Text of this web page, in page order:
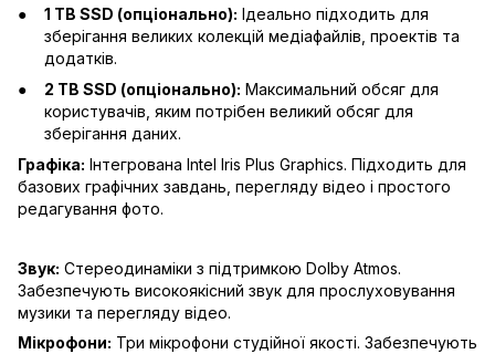
1 TB SSD (опціонально): Ідеально підходить для
зберігання великих колекцій медіафайлів, проектів та
додатків.
2 TB SSD (опціонально): Максимальний обсяг для
користувачів, яким потрібен великий обсяг для
зберігання даних.
Графіка: Інтегрована Intel Iris Plus Graphics. Підходить для
базових графічних завдань, перегляду відео і простого
редагування фото.
Звук: Стереодинаміки з підтримкою Dolby Atmos.
Забезпечують високоякісний звук для прослуховування
музики та перегляду відео.
Мікрофони: Три мікрофони студійної якості. Забезпечують